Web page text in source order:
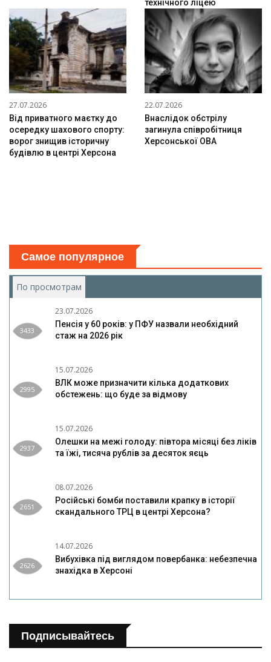
технічного ліцею
27.07.2026
Від приватного маєтку до
осередку шахового спорту:
ворог знищив історичну
будівлю в центрі Херсона
22.07.2026
Внаслідок обстрілу
загинула співробітниця
Херсонської ОВА
Самое популярное
По просмотрам
3433
23.07.2026
Пенсія у 60 років: у ПФУ назвали необхідний
стаж на 2026 рік
2995
15.07.2026
ВЛК може призначити кілька додаткових
обстежень: що буде за відмову
2937
15.07.2026
Олешки на межі голоду: півтора місяці без ліків
та їжі, тисяча рублів за десяток яєць
2651
08.07.2026
Російські бомби поставили крапку в історії
скандального ТРЦ в центрі Херсона?
2626
14.07.2026
Вибухівка під виглядом повербанка: небезпечна
знахідка в Херсоні
Подписывайтесь